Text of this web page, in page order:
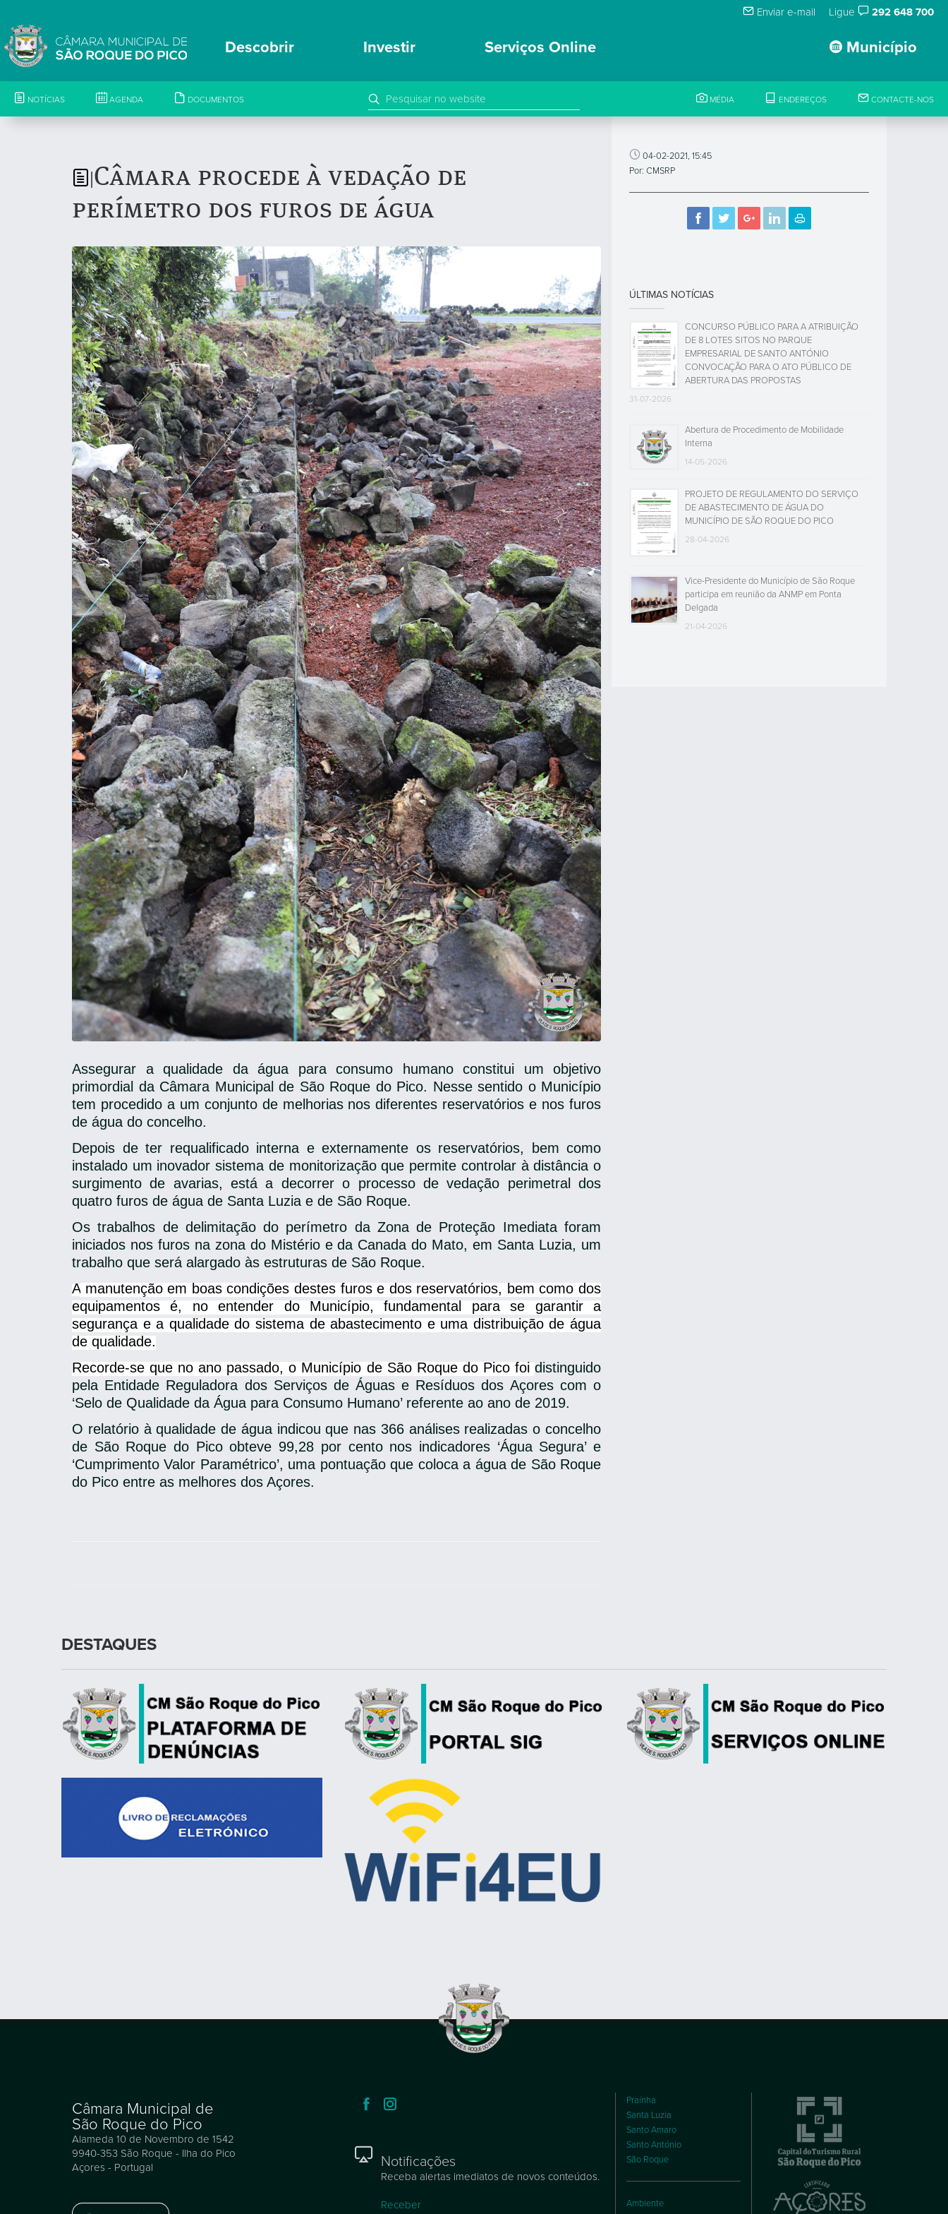
Enviar e-mail Ligue 292 648 700
Município
Descobrir Investir Serviços Online
NOTÍCIAS AGENDA DOCUMENTOS MÉDIA ENDEREÇOS CONTACTE-NOS
Câmara procede à vedação de
perímetro dos furos de água
Assegurar a qualidade da água para consumo humano constitui um objetivo
primordial da Câmara Municipal de São Roque do Pico. Nesse sentido o Município
tem procedido a um conjunto de melhorias nos diferentes reservatórios e nos furos
de água do concelho.
Depois de ter requalificado interna e externamente os reservatórios, bem como
instalado um inovador sistema de monitorização que permite controlar à distância o
surgimento de avarias, está a decorrer o processo de vedação perimetral dos
quatro furos de água de Santa Luzia e de São Roque.
Os trabalhos de delimitação do perímetro da Zona de Proteção Imediata foram
iniciados nos furos na zona do Mistério e da Canada do Mato, em Santa Luzia, um
trabalho que será alargado às estruturas de São Roque.
A manutenção em boas condições destes furos e dos reservatórios, bem como dos
equipamentos é, no entender do Município, fundamental para se garantir a
segurança e a qualidade do sistema de abastecimento e uma distribuição de água
de qualidade.
Recorde-se que no ano passado, o Município de São Roque do Pico foi distinguido
pela Entidade Reguladora dos Serviços de Águas e Resíduos dos Açores com o
‘Selo de Qualidade da Água para Consumo Humano’ referente ao ano de 2019.
O relatório à qualidade de água indicou que nas 366 análises realizadas o concelho
de São Roque do Pico obteve 99,28 por cento nos indicadores ‘Água Segura’ e
‘Cumprimento Valor Paramétrico’, uma pontuação que coloca a água de São Roque
do Pico entre as melhores dos Açores.
04-02-2021, 15:45
Por: CMSRP
ÚLTIMAS NOTÍCIAS
CONCURSO PÚBLICO PARA A ATRIBUIÇÃO
DE 8 LOTES SITOS NO PARQUE
EMPRESARIAL DE SANTO ANTÓNIO
CONVOCAÇÃO PARA O ATO PÚBLICO DE
ABERTURA DAS PROPOSTAS
31-07-2026
Abertura de Procedimento de Mobilidade
Interna
14-05-2026
PROJETO DE REGULAMENTO DO SERVIÇO
DE ABASTECIMENTO DE ÁGUA DO
MUNICÍPIO DE SÃO ROQUE DO PICO
28-04-2026
Vice-Presidente do Município de São Roque
participa em reunião da ANMP em Ponta
Delgada
21-04-2026
DESTAQUES
Câmara Municipal de
São Roque do Pico
Alameda 10 de Novembro de 1542
9940-353 São Roque - Ilha do Pico
Açores - Portugal
Notificações
Receba alertas imediatos de novos conteúdos.
Receber
Praínha
Santa Luzia
Santo Amaro
Santo António
São Roque
Ambiente